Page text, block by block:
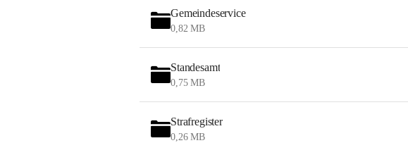
Gemeindeservice
0,82 MB
Standesamt
0,75 MB
Strafregister
0,26 MB